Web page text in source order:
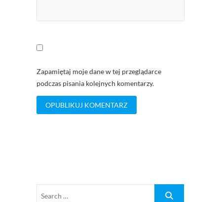
Zapamiętaj moje dane w tej przeglądarce
podczas pisania kolejnych komentarzy.